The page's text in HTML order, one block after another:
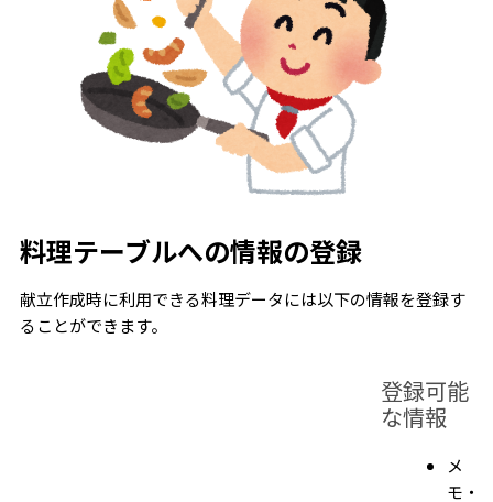
料理テーブルへの情報の登録
献立作成時に利用できる料理データには以下の情報を登録す
ることができます。
登録可能
な情報
メ
モ・